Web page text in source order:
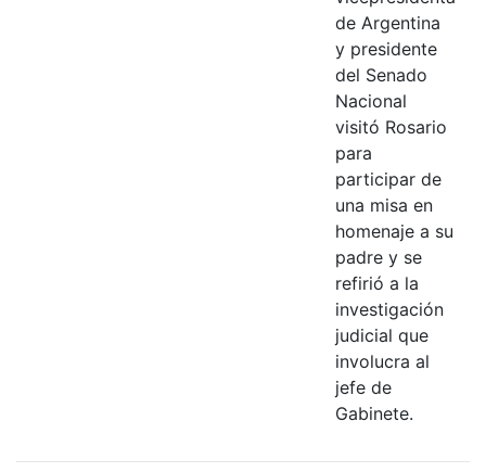
de Argentina
y presidente
del Senado
Nacional
visitó Rosario
para
participar de
una misa en
homenaje a su
padre y se
refirió a la
investigación
judicial que
involucra al
jefe de
Gabinete.